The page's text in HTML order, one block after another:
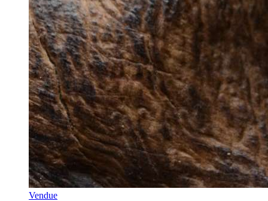
Vendue